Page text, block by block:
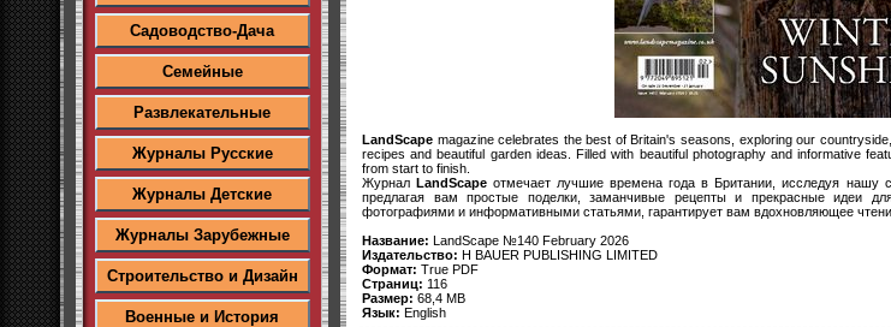
Садоводство-Дача
Семейные
Развлекательные
Журналы Русские
Журналы Детские
Журналы Зарубежные
Строительство и Дизайн
Военные и История
LandScape magazine celebrates the best of Britain's seasons, exploring our
recipes and beautiful garden ideas. Filled with beautiful photography and informative
from start to finish.
ЖурналLandScape отмечает лучшие времена года в Британии, исследуя нашу
предлагая вам простые поделки, заманчивые рецепты и прекрасные идеи
фотографиями и информативными статьями, гарантирует вам вдохновляющее
Название: LandScape №140 February 2026
Издательство: H BAUER PUBLISHING LIMITED
Формат: True PDF
Страниц: 116
Размер: 68,4 MB
Язык: English